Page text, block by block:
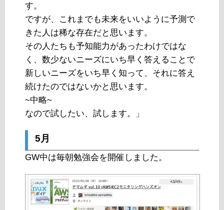
す。
ですが、これまでも未来をいいように予測で
きた人は稀な存在だと思います。
その人たちも予知能力があったわけではな
く、数少ないニーズにいち早く答えることで
新しいニーズをいち早く知って、それに答え
続けたのではないかと思います。
~中略~
なので試したい、試します。」
5月
GW中は毎朝勉強会を開催しました。